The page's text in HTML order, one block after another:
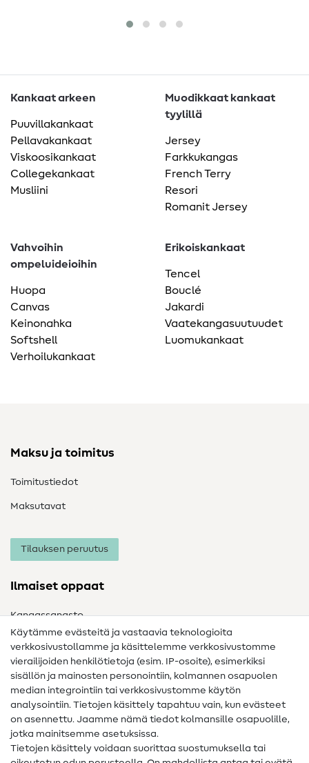
Kankaat arkeen
Puuvillakankaat
Pellavakankaat
Viskoosikankaat
Collegekankaat
Musliini
Muodikkaat kankaat
tyylillä
Jersey
Farkkukangas
French Terry
Resori
Romanit Jersey
Vahvoihin
ompeluideioihin
Huopa
Canvas
Keinonahka
Softshell
Verhoilukankaat
Erikoiskankaat
Tencel
Bouclé
Jakardi
Vaatekangasuutuudet
Luomukankaat
Maksu ja toimitus
Toimitustiedot
Maksutavat
Tilauksen peruutus
Ilmaiset oppaat
Kangassanasto
Ompelusanasto
Ompeluohjeet
Apua ja yhteystiedot
Yhteystiedot
Tietoa omistajanvaihdoksesta
Käytämme evästeitä ja vastaavia teknologioita
verkkosivustollamme ja käsittelemme verkkosivustomme
vierailijoiden henkilötietoja (esim. IP-osoite), esimerkiksi
sisällön ja mainosten personointiin, kolmannen osapuolen
median integrointiin tai verkkosivustomme käytön
analysointiin. Tietojen käsittely tapahtuu vain, kun evästeet
on asennettu. Jaamme nämä tiedot kolmansille osapuolille,
jotka mainitsemme asetuksissa.
Tietojen käsittely voidaan suorittaa suostumuksella tai